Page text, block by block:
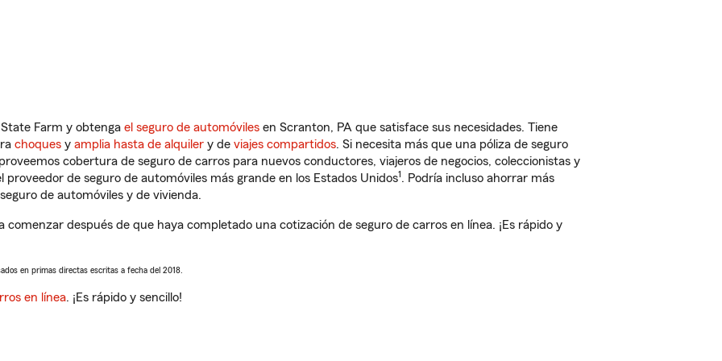
Farm y obtenga el seguro de automóviles en Scranton, PA que satisface sus necesidades. Tiene
choques y amplia hasta de alquiler y de viajes compartidos. Si necesita más que una póliza de seguro
cobertura de seguro de carros para nuevos conductores, viajeros de negocios, coleccionistas y
de seguro de automóviles más grande en los Estados Unidos1. Podría incluso ahorrar más
de automóviles y de vivienda.
comenzar después de que haya completado una cotización de seguro de carros en línea. ¡Es rápido y
en primas directas escritas a fecha del 2018.
en línea. ¡Es rápido y sencillo!